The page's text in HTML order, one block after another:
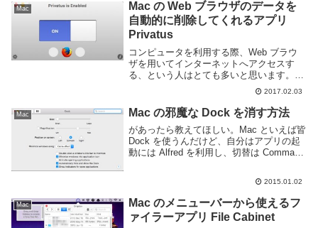
ブのア...
Mac
Mac の Web ブラウザのデータを
自動的に削除してくれるアプリ
Privatus
コンピュータを利用する際、Web ブラウ
ザを用いてインターネットへアクセスす
る、という人はとても多いと思います。
Web ブラウザはキャッシュや Cookie、履
歴といったデータをコンピュータ内に保存
し続けています。次回以降 ページを開い
た際...
2017.02.03
Mac Mac の邪魔な Dock を消す方法
があったら教えてほしい。Mac といえば皆
Dock を使うんだけど、自分はアプリの起
動には Alfred を利用し、切替は Command
2015.01.02
Mac
Mac のメニューバーから使えるフ
ァイラーアプリ File Cabinet